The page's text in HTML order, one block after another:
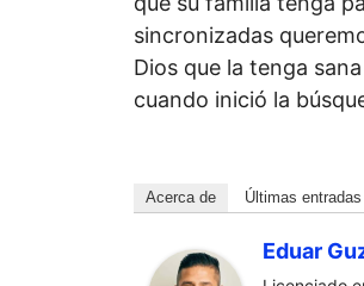
sincronizadas
Dios que la tenga
cuando inició la
Acerca de Últimas entradas
Eduar